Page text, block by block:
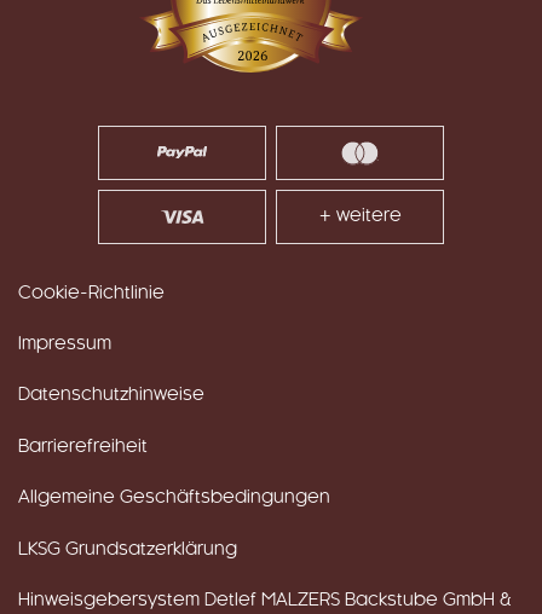
+ weitere
Cookie-Richtlinie
Impressum
Datenschutzhinweise
Barrierefreiheit
Allgemeine Geschäftsbedingungen
LKSG Grundsatzerklärung
Hinweisgebersystem Detlef MALZERS Backstube GmbH &